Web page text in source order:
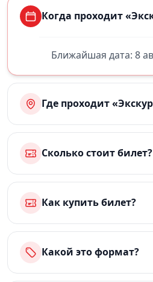
Когда проходит
Ближайшая дата: 8
Где проходит
Сколько стоит билет?
Как купить билет?
Какой это формат?